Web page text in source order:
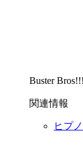
Buster
関連情報
ヒプ